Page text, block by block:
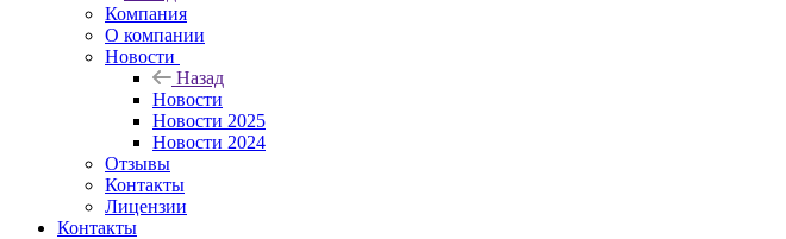
Компания
О компании
Новости
Назад
Новости
Новости 2025
Новости 2024
Отзывы
Контакты
Лицензии
Контакты